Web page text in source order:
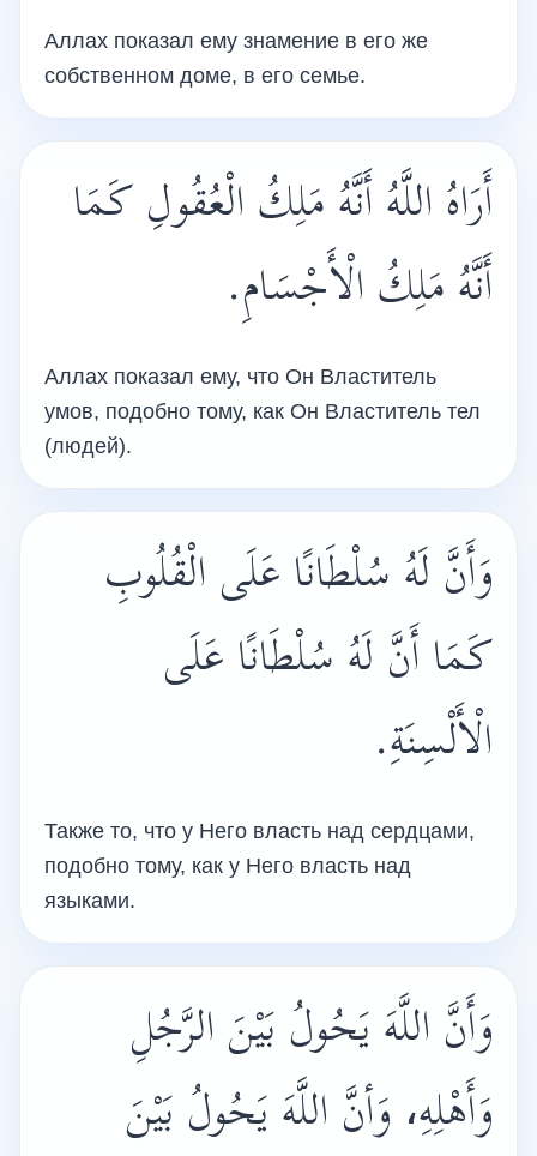
Аллах показал ему знамение в его же
собственном доме, в его семье.
أَرَاهُ اللَّهُ أَنَّهُ مَلِكُ الْعُقُولِ كَمَا
أَنَّهُ مَلِكُ الْأَجْسَامِ.
Аллах показал ему, что Он Властитель
умов, подобно тому, как Он Властитель тел
(людей).
وَأَنَّ لَهُ سُلْطَانًا عَلَى الْقُلُوبِ
كَمَا أَنَّ لَهُ سُلْطَانًا عَلَى
الْأَلْسِنَةِ.
Также то, что у Него власть над сердцами,
подобно тому, как у Него власть над
языками.
وَأَنَّ اللَّهَ يَحُولُ بَيْنَ الرَّجُلِ
وَأَهْلِهِ، وَأنَّ اللَّهَ يَحُولُ بَيْنَ